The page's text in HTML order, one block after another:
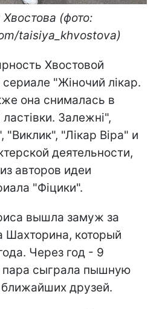
Хвостова (фото:
taisiya_khvostova)
Хвостовой
"Жіночий лікар.
она снималась в
Залежні",
"Виклик", "Лікар Віра" и
деятельности,
авторов идеи
"Фіцики".
вышла замуж за
Шахторина, который
Через год - 9
пара сыграла пышную
друзей.